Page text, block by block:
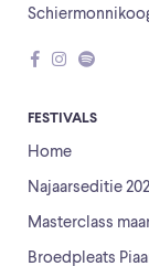
FESTIVALS
Home
Najaarseditie
Masterclass
Broedpleats